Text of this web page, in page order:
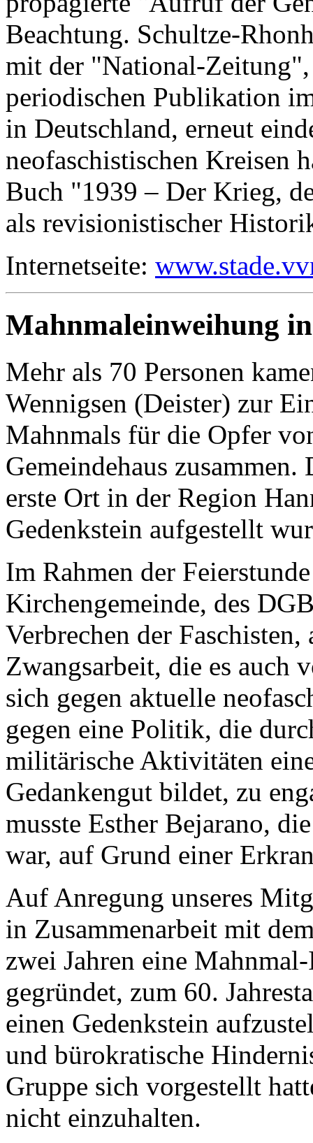
Beachtung. Schultze-
mit der "National-Zeitung",
periodischen Publikation
in Deutschland, erneut
neofaschistischen Kreisen
Buch "1939 – Der Krieg,
als revisionistischer
Internetseite:
Mahnmaleinweihung
Mehr als 70 Personen
Wennigsen (Deister) zur
Mahnmals für die Opfer
Gemeindehaus
erste Ort in der Region
Gedenkstein aufgestellt
Im Rahmen der
Kirchengemeinde, des
Verbrechen der
Zwangsarbeit, die es auch
sich gegen aktuelle
gegen eine Politik, die
militärische Aktivitäten
Gedankengut bildet, zu
musste Esther Bejarano,
war, auf Grund einer
Auf Anregung unseres
in Zusammenarbeit mit
zwei Jahren eine
gegründet, zum 60.
einen Gedenkstein
und bürokratische
Gruppe sich vorgestellt
nicht einzuhalten.